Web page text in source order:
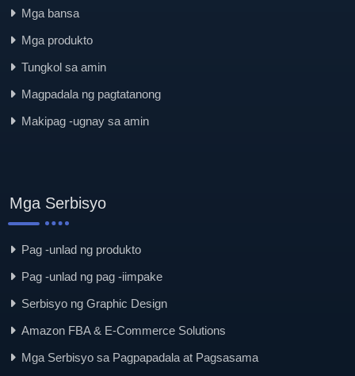
Mga bansa
Mga produkto
Tungkol sa amin
Magpadala ng pagtatanong
Makipag -ugnay sa amin
Mga Serbisyo
Pag -unlad ng produkto
Pag -unlad ng pag -iimpake
Serbisyo ng Graphic Design
Amazon FBA & E-Commerce Solutions
Mga Serbisyo sa Pagpapadala at Pagsasama